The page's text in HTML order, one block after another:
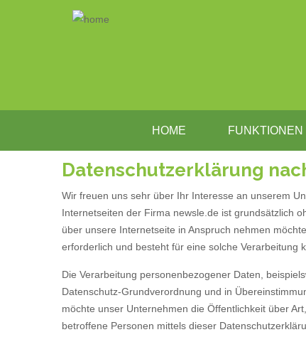
HOME FUNKTIONEN
Datenschutzerklärung
Wir freuen uns sehr über Ihr Interesse an unserem
Internetseiten der Firma newsle.de ist grundsätzlich
über unsere Internetseite in Anspruch nehmen
erforderlich und besteht für eine solche Verarbeitung
Die Verarbeitung personenbezogener Daten,
Datenschutz-Grundverordnung und in
möchte unser Unternehmen die Öffentlichkeit über
betroffene Personen mittels dieser